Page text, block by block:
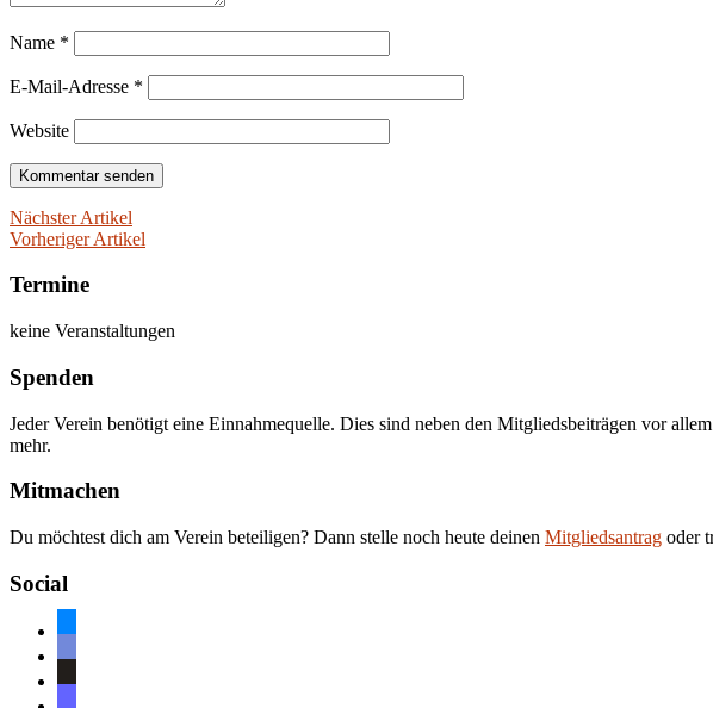
Name *
E-Mail-Adresse *
Website
Nächster Artikel
Vorheriger Artikel
Termine
keine Veranstaltungen
Spenden
Jeder Verein benötigt eine Einnahmequelle. Dies sind neben den Mitgliedsbeiträgen vor
mehr.
Mitmachen
Du möchtest dich am Verein beteiligen? Dann stelle noch heute deinen Mitgliedsantrag oder
Social